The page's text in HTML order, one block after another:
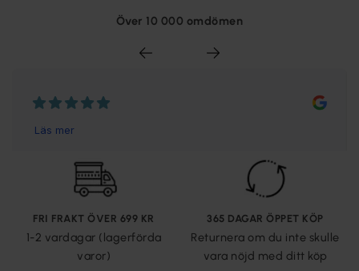
Över 10 000 omdömen
FRI FRAKT ÖVER 699 KR
1-2 vardagar (lagerförda
varor)
365 DAGAR ÖPPET KÖP
Returnera om du inte skulle
vara nöjd med ditt köp